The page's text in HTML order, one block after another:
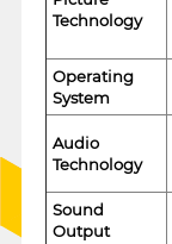
Technology
Operating
System
Audio
Technology
Sound
Output